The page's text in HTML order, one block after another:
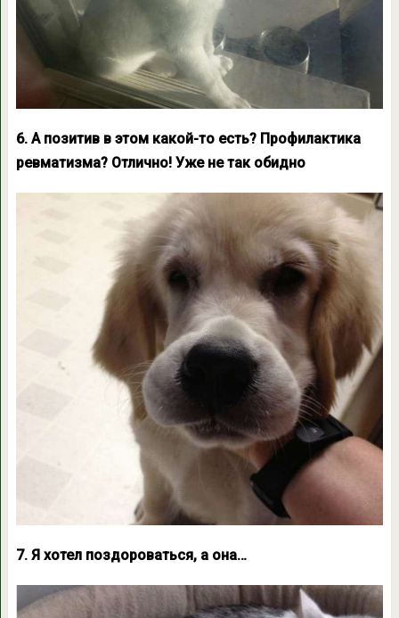
6. А позитив в этом какой-то есть? Профилактика
ревматизма? Отлично! Уже не так обидно
7. Я хотел поздороваться, а она…